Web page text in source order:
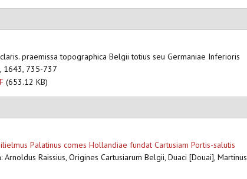
praemissa topographica Belgii totius seu Germaniae Inferioris
1643, 735-737
(653.12 KB)
Palatinus comes Hollandiae fundat Cartusiam Portis-salutis
Arnoldus Raissius, Origines Cartusiarum Belgii, Duaci [Douai], Martinus